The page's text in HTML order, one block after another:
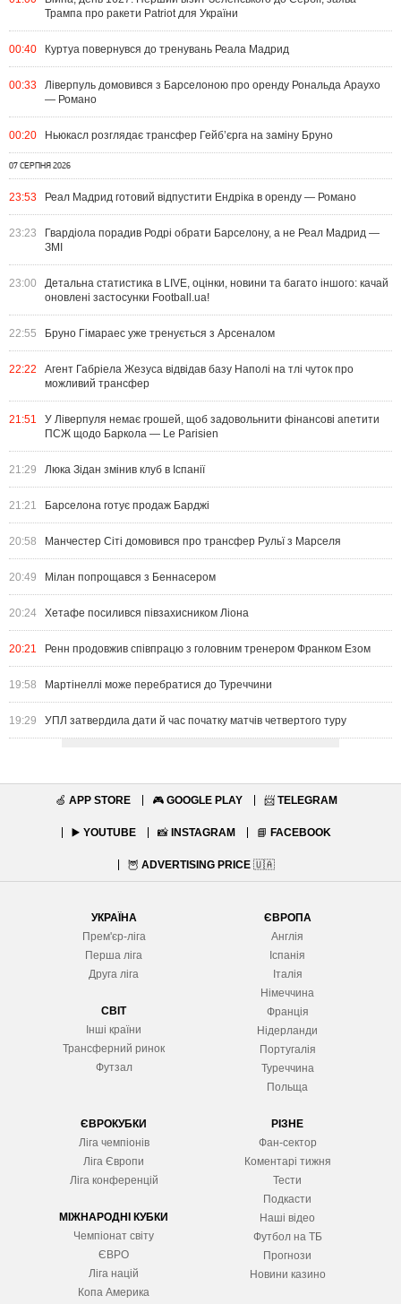
Трампа про ракети Patriot для України
00:40 Куртуа повернувся до тренувань Реала Мадрид
00:33
Ліверпуль домовився з Барселоною про оренду Рональда Араухо
— Романо
00:20 Ньюкасл розглядає трансфер Гейб’єрга на заміну Бруно
07 СЕРПНЯ 2026
23:53 Реал Мадрид готовий відпустити Ендріка в оренду — Романо
23:23
Гвардіола порадив Родрі обрати Барселону, а не Реал Мадрид —
ЗМІ
23:00
Детальна статистика в LIVE, оцінки, новини та багато іншого: качай
оновлені застосунки Football.ua!
22:55 Бруно Гімараес уже тренується з Арсеналом
22:22
Агент Габріела Жезуса відвідав базу Наполі на тлі чуток про
можливий трансфер
21:51
У Ліверпуля немає грошей, щоб задовольнити фінансові апетити
ПСЖ щодо Баркола — Le Parisien
21:29 Люка Зідан змінив клуб в Іспанії
21:21 Барселона готує продаж Барджі
20:58 Манчестер Сіті домовився про трансфер Рульї з Марселя
20:49 Мілан попрощався з Беннасером
20:24 Хетафе посилився півзахисником Ліона
20:21 Ренн продовжив співпрацю з головним тренером Франком Езом
19:58 Мартінеллі може перебратися до Туреччини
19:29 УПЛ затвердила дати й час початку матчів четвертого туру
🍏 APP STORE 🎮 GOOGLE PLAY 📨 TELEGRAM
▶️ YOUTUBE 📸 INSTAGRAM 📘 FACEBOOK
🦉 ADVERTISING PRICE 🇺🇦
УКРАЇНА
Прем'єр-ліга
Перша ліга
Друга ліга
СВІТ
Інші країни
Трансферний ринок
Футзал
ЄВРОПА
Англія
Іспанія
Італія
Німеччина
Франція
Нідерланди
Португалія
Туреччина
Польща
ЄВРОКУБКИ
Ліга чемпіонів
Ліга Європи
Ліга конференцій
МІЖНАРОДНІ КУБКИ
Чемпіонат світу
ЄВРО
Ліга націй
Копа Америка
РІЗНЕ
Фан-сектор
Коментарі тижня
Тести
Подкасти
Наші відео
Футбол на ТБ
Прогнози
Новини казино